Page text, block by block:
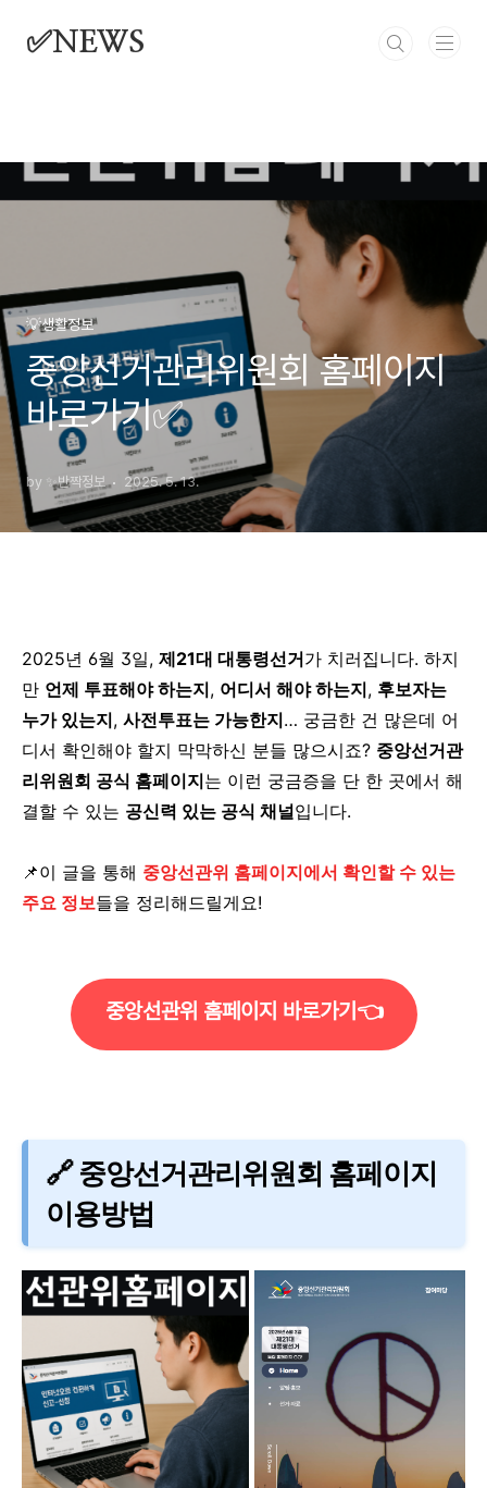
✅NEWS
💡생활정보
중앙선거관리위원회 홈페이지
바로가기✅
by ✨반짝정보 2025. 5. 13.
2025년 6월 3일, 제21대 대통령선거가 치러집니다. 하지
만 언제 투표해야 하는지, 어디서 해야 하는지, 후보자는
누가 있는지, 사전투표는 가능한지… 궁금한 건 많은데 어
디서 확인해야 할지 막막하신 분들 많으시죠? 중앙선거관
리위원회 공식 홈페이지는 이런 궁금증을 단 한 곳에서 해
결할 수 있는 공신력 있는 공식 채널입니다.
📌이 글을 통해 중앙선관위 홈페이지에서 확인할 수 있는
주요 정보들을 정리해드릴게요!
중앙선관위 홈페이지 바로가기👈
🔗 중앙선거관리위원회 홈페이지
이용방법